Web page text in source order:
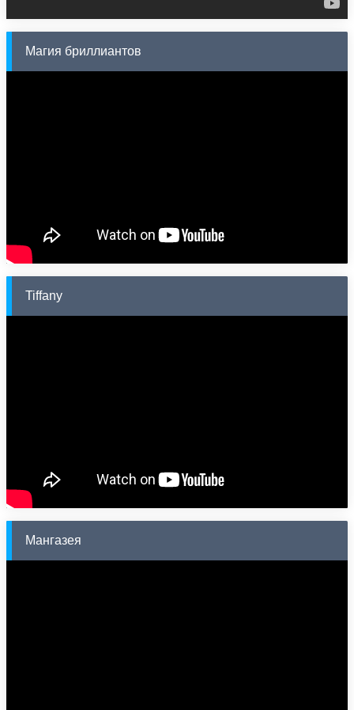
Магия бриллиантов
Tiffany
Мангазея